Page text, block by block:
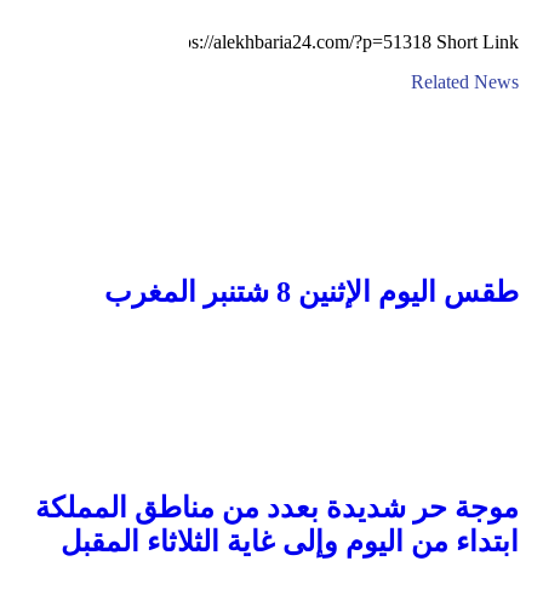
Short Link
Related News
طقس اليوم الإثنين 8 شتنبر المغرب
موجة حر شديدة بعدد من مناطق المملكة
ابتداء من اليوم وإلى غاية الثلاثاء المقبل